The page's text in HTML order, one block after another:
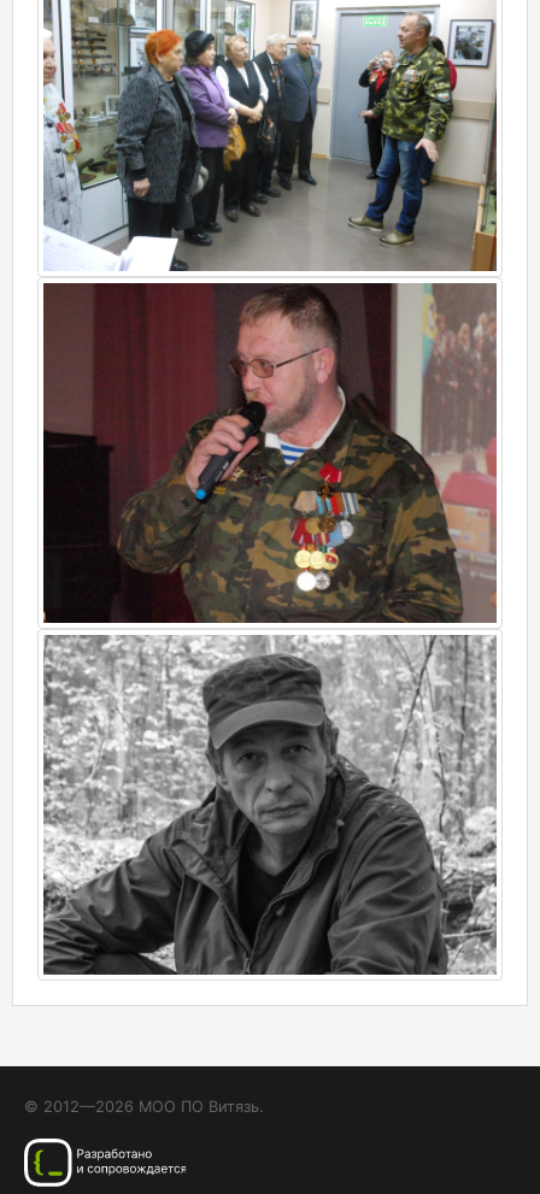
© 2012—2026 МОО ПО Витязь.